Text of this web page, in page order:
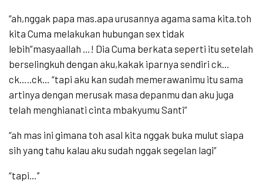
“ah,nggak papa mas.apa urusannya agama sama kita.toh
kita Cuma melakukan hubungan sex tidak
lebih”masyaallah …! Dia Cuma berkata seperti itu setelah
berselingkuh dengan aku,kakak iparnya sendiri ck…
ck…..ck… “tapi aku kan sudah memerawanimu itu sama
artinya dengan merusak masa depanmu dan aku juga
telah menghianati cinta mbakyumu Santi”
“ah mas ini gimana toh asal kita nggak buka mulut siapa
sih yang tahu kalau aku sudah nggak segelan lagi”
“tapi…’’